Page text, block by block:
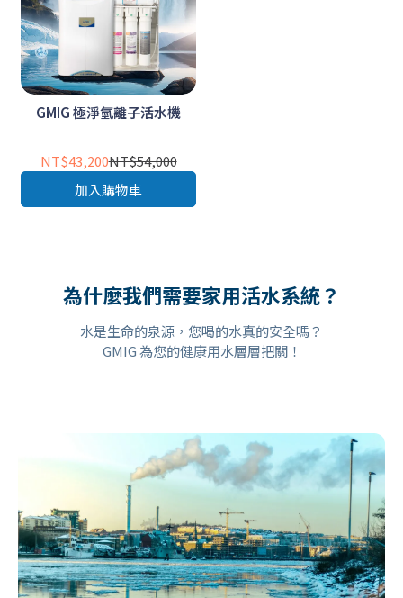
GMIG 極淨氫離子活水機
NT$43,200NT$54,000
加入購物車
為什麼我們需要家用活水系統？
水是生命的泉源，您喝的水真的安全嗎？
GMIG 為您的健康用水層層把關！